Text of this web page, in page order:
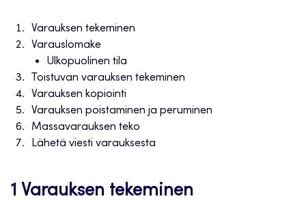
Varauksen tekeminen
Varauslomake
Ulkopuolinen tila
Toistuvan varauksen tekeminen
Varauksen kopiointi
Varauksen poistaminen ja peruminen
Massavarauksen teko
Lähetä viesti varauksesta
1 Varauksen tekeminen